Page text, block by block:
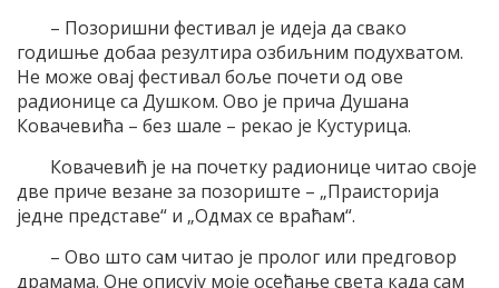
– Позоришни фестивал је идеја да свако
годишње добаа резултира озбиљним подухватом.
Не може овај фестивал боље почети од ове
радионице са Душком. Ово је прича Душана
Ковачевића – без шале – рекао је Кустурица.
Ковачевић је на почетку радионице читао своје
две приче везане за позориште – „Праисторија
једне представе“ и „Одмах се враћам“.
– Ово што сам читао је пролог или предговор
драмама. Оне описују моје осећање света када сам